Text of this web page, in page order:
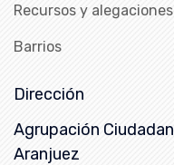
Recursos y alegaciones
Barrios
Dirección
Agrupación
Aranjuez